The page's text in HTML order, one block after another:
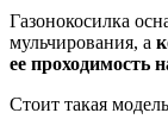
Газонокосилка
мульчирования, а
ее проходимость
Стоит такая